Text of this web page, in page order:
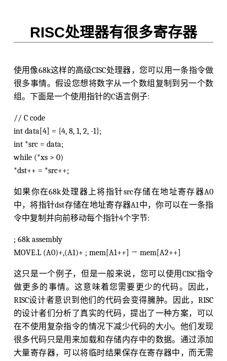
RISC处理器有很多寄存器
使用像68k这样的高级CISC处理器，您可以用一条指令做
很多事情。假设您想将数字从一个数组复制到另一个数
组。下面是一个使用指针的C语言例子:
// C code
int data[4] = {4, 8, 1, 2, -1};
int *src = data;
while (*xs > 0)
*dst++ = *src++;
如果你在68k处理器上将指针src存储在地址寄存器A0
中，将指针dst存储在地址寄存器A1中，你可以在一条指
令中复制并向前移动每个指针4个字节:
; 68k assembly
MOVE.L (A0)+,(A1)+ ; mem[A1++] → mem[A2++]
这只是一个例子，但是一般来说，您可以使用CISC指令
做更多的事情。这意味着您需要更少的代码。因此，
RISC设计者意识到他们的代码会变得臃肿。因此，RISC
的设计者们分析了真实的代码，提出了一种方案，可以
在不使用复杂指令的情况下减少代码的大小。他们发现
很多代码只是用来加载和存储内存中的数据。通过添加
大量寄存器，可以将临时结果保存在寄存器中，而无需